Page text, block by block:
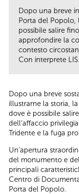
Dopo una breve
Porta del Popolo,
possibile salire
approfondire la
contesto
Con interprete LIS.
Dopo una breve
illustrarne la storia,
dove è possibile
dell’affaccio
Tridente e la fuga
Un’apertura
del monumento e
principali
Centro di
Porta del Popolo.